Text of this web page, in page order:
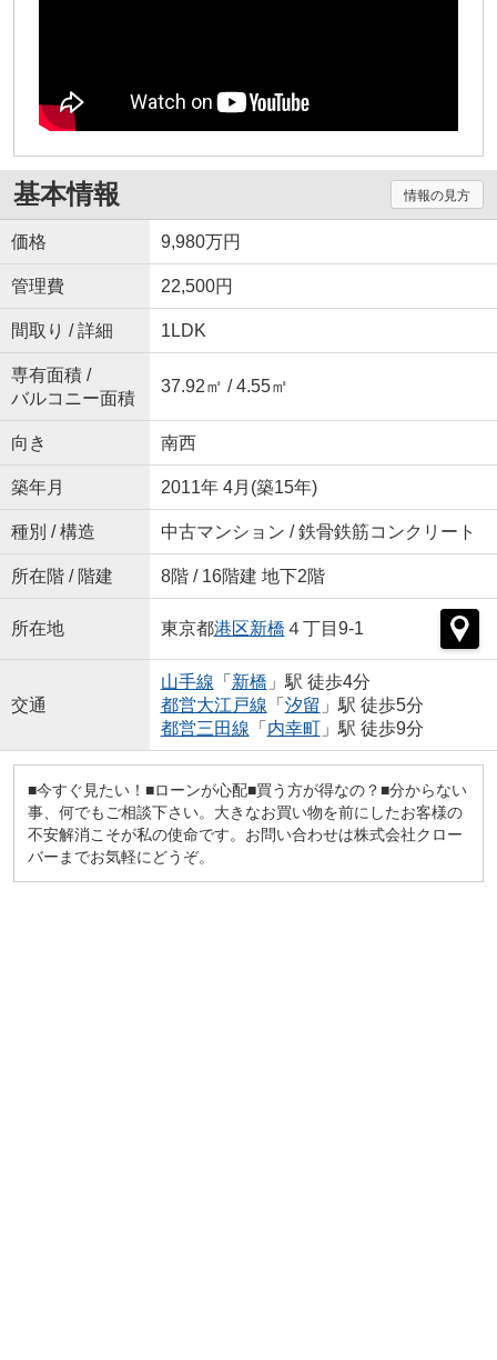
基本情報 情報の見方
価格 9,980万円
管理費 22,500円
間取り / 詳細 1LDK
専有面積 /
バルコニー面積
37.92㎡ / 4.55㎡
向き 南西
築年月 2011年 4月(築15年)
種別 / 構造 中古マンション / 鉄骨鉄筋コンクリート
所在階 / 階建 8階 / 16階建 地下2階
所在地 東京都港区新橋 ４丁目9-1
交通
山手線 「 新橋 」駅 徒歩4分
都営大江戸線 「 汐留 」駅 徒歩5分
都営三田線 「 内幸町」駅 徒歩9分
■今すぐ見たい！■ローンが心配■買う方が得なの？■分からない
事、何でもご相談下さい。大きなお買い物を前にしたお客様の
不安解消こそが私の使命です。お問い合わせは株式会社クロー
バーまでお気軽にどうぞ。